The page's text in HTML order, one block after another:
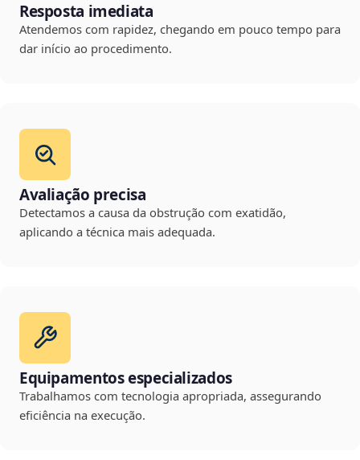
Resposta imediata
Atendemos com rapidez, chegando em pouco tempo para
dar início ao procedimento.
Avaliação precisa
Detectamos a causa da obstrução com exatidão,
aplicando a técnica mais adequada.
Equipamentos especializados
Trabalhamos com tecnologia apropriada, assegurando
eficiência na execução.